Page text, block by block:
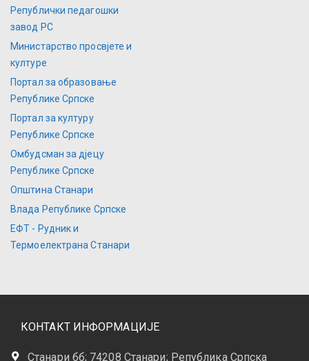
Републички педагошки
завод РС
Министарство просвјете и
културе
Портал за образовање
Републике Српске
Портал за културу
Републике Српске
Омбудсман за дјецу
Републике Српске
Општина Станари
Влада Републике Српске
ЕФТ - Рудник и
Термоелектрана Станари
КОНТАКТ ИНФОРМАЦИЈЕ
Станари бб; 74208 Станари; Република Српска